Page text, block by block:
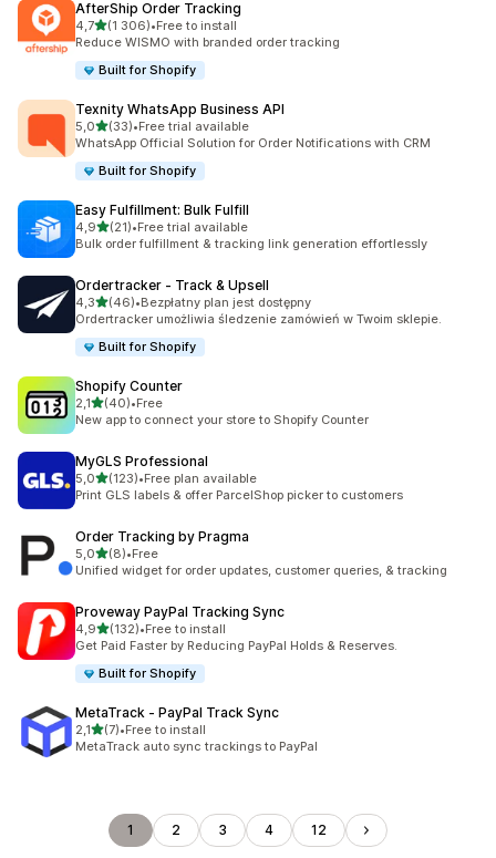
AfterShip Order Tracking
4,7na 5 gwiazdek
(1 306)
Łączna liczba recenzji: 1306
•Free to install
Reduce WISMO with branded order tracking
Built for Shopify
Texnity WhatsApp Business API
5,0na 5 gwiazdek
(33)
Łączna liczba recenzji: 33
•Free trial available
WhatsApp Official Solution for Order Notifications with CRM
Built for Shopify
Easy Fulfillment: Bulk Fulfill
4,9na 5 gwiazdek
(21)
Łączna liczba recenzji: 21
•Free trial available
Bulk order fulfillment & tracking link generation effortlessly
Ordertracker ‑ Track & Upsell
4,3na 5 gwiazdek
(46)
Łączna liczba recenzji: 46
•Bezpłatny plan jest dostępny
Ordertracker umożliwia śledzenie zamówień w Twoim sklepie.
Built for Shopify
Shopify Counter
2,1na 5 gwiazdek
(40)
Łączna liczba recenzji: 40
•Free
New app to connect your store to Shopify Counter
MyGLS Professional
5,0na 5 gwiazdek
(123)
Łączna liczba recenzji: 123
•Free plan available
Print GLS labels & offer ParcelShop picker to customers
Order Tracking by Pragma
5,0na 5 gwiazdek
(8)
Łączna liczba recenzji: 8
•Free
Unified widget for order updates, customer queries, & tracking
Proveway PayPal Tracking Sync
4,9na 5 gwiazdek
(132)
Łączna liczba recenzji: 132
•Free to install
Get Paid Faster by Reducing PayPal Holds & Reserves.
Built for Shopify
MetaTrack ‑ PayPal Track Sync
2,1na 5 gwiazdek
(7)
Łączna liczba recenzji: 7
•Free to install
MetaTrack auto sync trackings to PayPal
1 2 3 4 12